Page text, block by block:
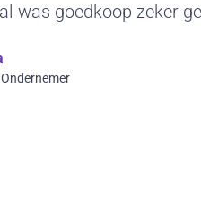
ons erg aan. De
ontwerp en we kunnen